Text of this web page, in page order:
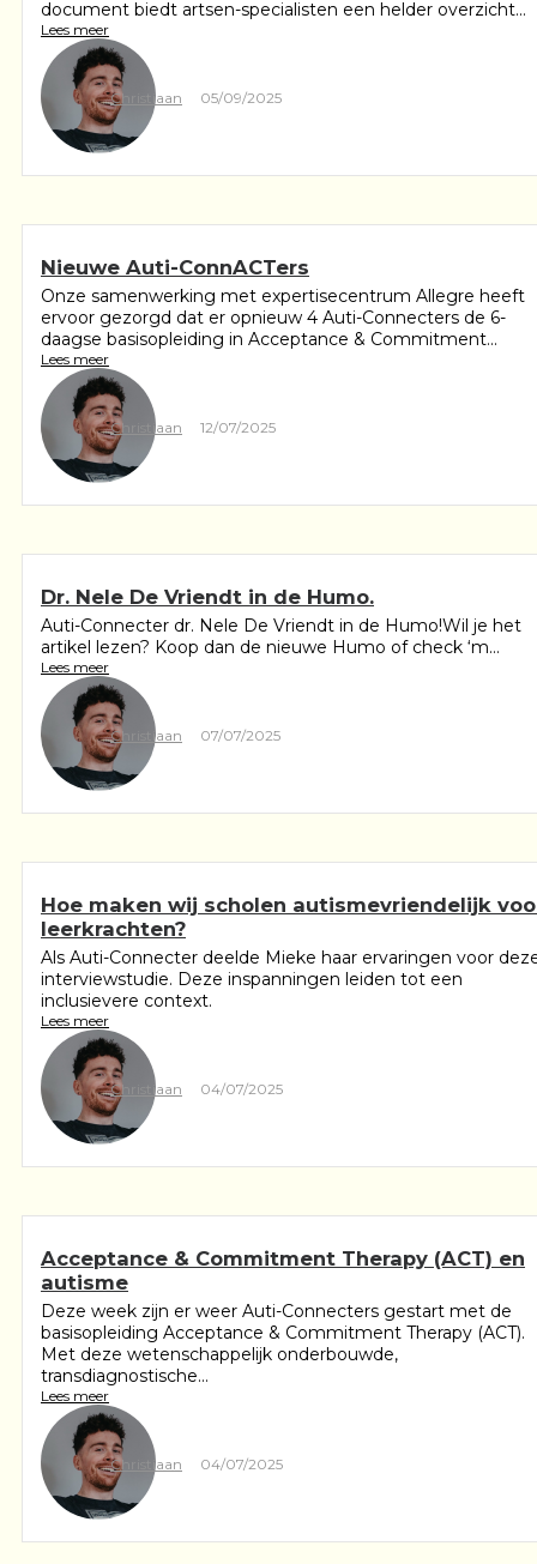
document biedt artsen-specialisten een helder overzicht...
Lees meer
Christiaan 05/09/2025
Nieuwe Auti-ConnACTers
Onze samenwerking met expertisecentrum Allegre heeft
ervoor gezorgd dat er opnieuw 4 Auti-Connecters de 6-
daagse basisopleiding in Acceptance & Commitment...
Lees meer
Christiaan 12/07/2025
Dr. Nele De Vriendt in de Humo.
Auti-Connecter dr. Nele De Vriendt in de Humo!Wil je het
artikel lezen? Koop dan de nieuwe Humo of check ‘m...
Lees meer
Christiaan 07/07/2025
Hoe maken wij scholen autismevriendelijk
leerkrachten?
Als Auti-Connecter deelde Mieke haar ervaringen voor
interviewstudie. Deze inspanningen leiden tot een
inclusievere context.
Lees meer
Christiaan 04/07/2025
Acceptance & Commitment Therapy (ACT) en
autisme
Deze week zijn er weer Auti-Connecters gestart met de
basisopleiding Acceptance & Commitment Therapy (ACT).
Met deze wetenschappelijk onderbouwde,
transdiagnostische...
Lees meer
Christiaan 04/07/2025